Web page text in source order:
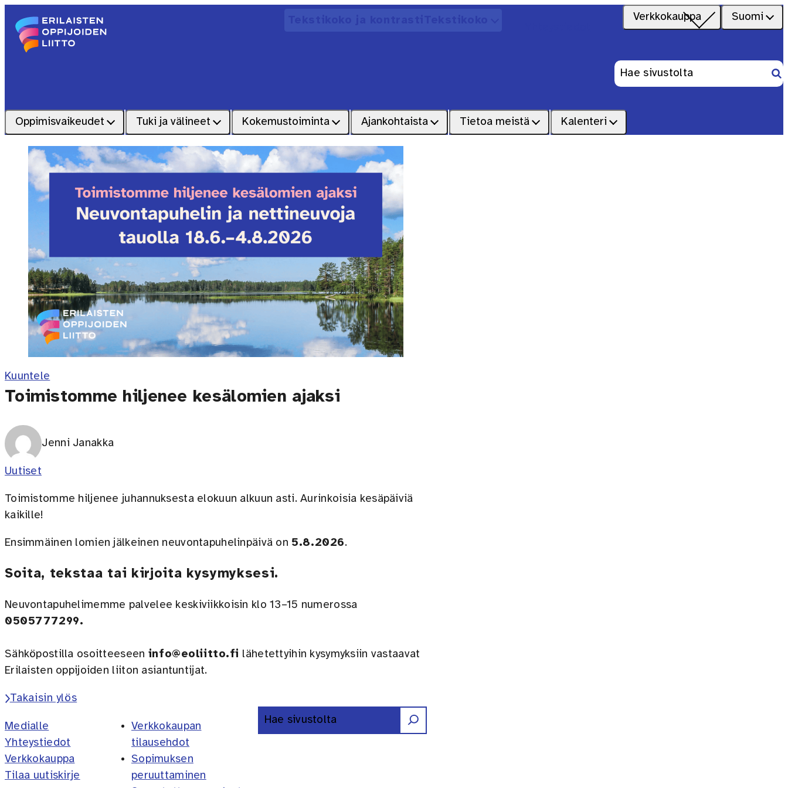
Verkkokauppa Suomi
Oppimisvaikeudet Tuki ja välineet Kokemustoiminta Ajankohtaista Tietoa meistä Kalenteri
Haku:
Kuuntele
Toimistomme hiljenee kesälomien ajaksi
Jenni Janakka
Uutiset
Toimistomme hiljenee juhannuksesta elokuun alkuun asti. Aurinkoisia kesäpäiviä
kaikille!
Ensimmäinen lomien jälkeinen neuvontapuhelinpäivä on 5.8.2026.
Soita, tekstaa tai kirjoita kysymyksesi.
Neuvontapuhelimemme palvelee keskiviikkoisin klo 13–15 numerossa
0505777299.
Sähköpostilla osoitteeseen info@eoliitto.fi lähetettyihin kysymyksiin vastaavat
Erilaisten oppijoiden liiton asiantuntijat.
Takaisin ylös
Medialle
Yhteystiedot
Verkkokauppa
Tilaa uutiskirje
Verkkokaupan
tilausehdot
Sopimuksen
peruuttaminen
Etsi